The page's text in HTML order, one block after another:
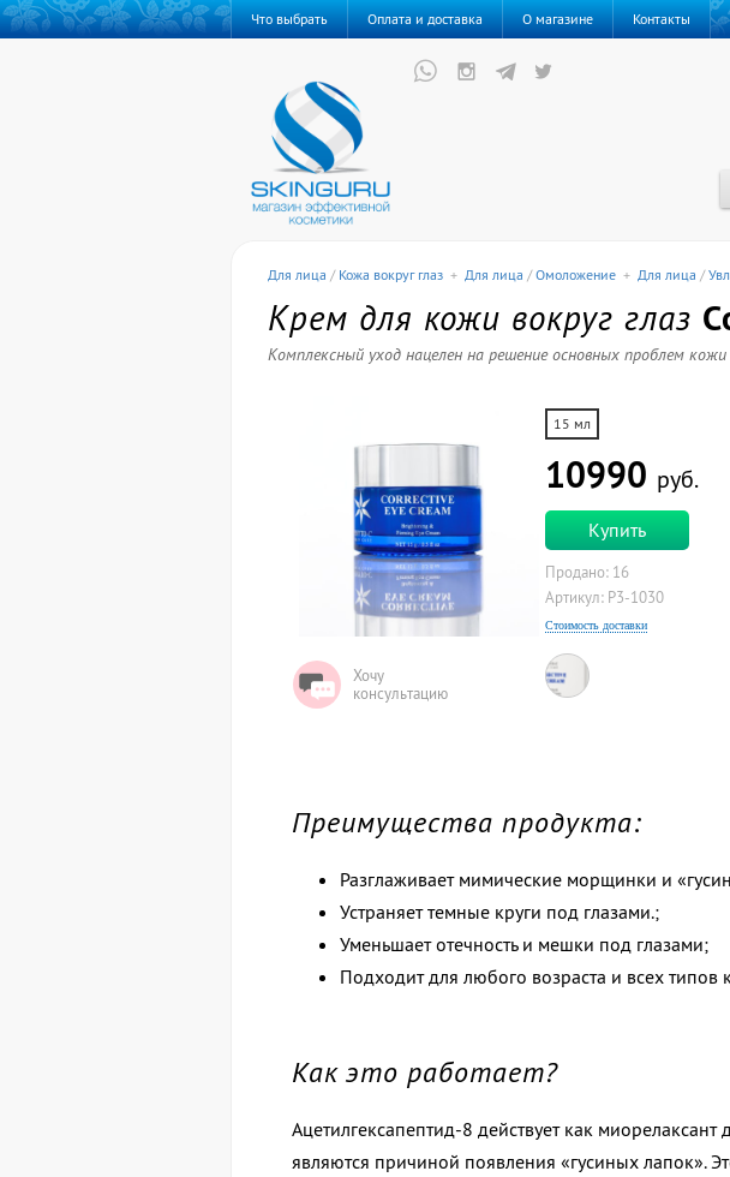
Что выбрать Оплата и доставка О магазине Контакты
Для лица / Кожа вокруг глаз + Для лица /Омоложение + Для лица /
Крем для кожи вокруг глаз
Комплексный уход нацелен на решение основных проблем кожи
Хочу
консультацию
15 мл
10990 руб.
Купить
Продано: 16
Артикул: P3-1030
Стоимость доставки
Преимущества продукта:
Разглаживает мимические морщинки и
Устраняет темные круги под глазами.;
Уменьшает отечность и мешки под глазами;
Подходит для любого возраста и всех типов
Как это работает?
Ацетилгексапептид-8 действует как миорелаксант
являются причиной появления «гусиных лапок».